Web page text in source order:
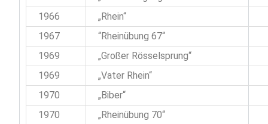
1966
„Rhein“
1967
“Rheinübung 67“
1969
„Großer Rösselsprung“
1969
„Vater Rhein“
1970
„Biber“
1970
„Rheinübung 70“